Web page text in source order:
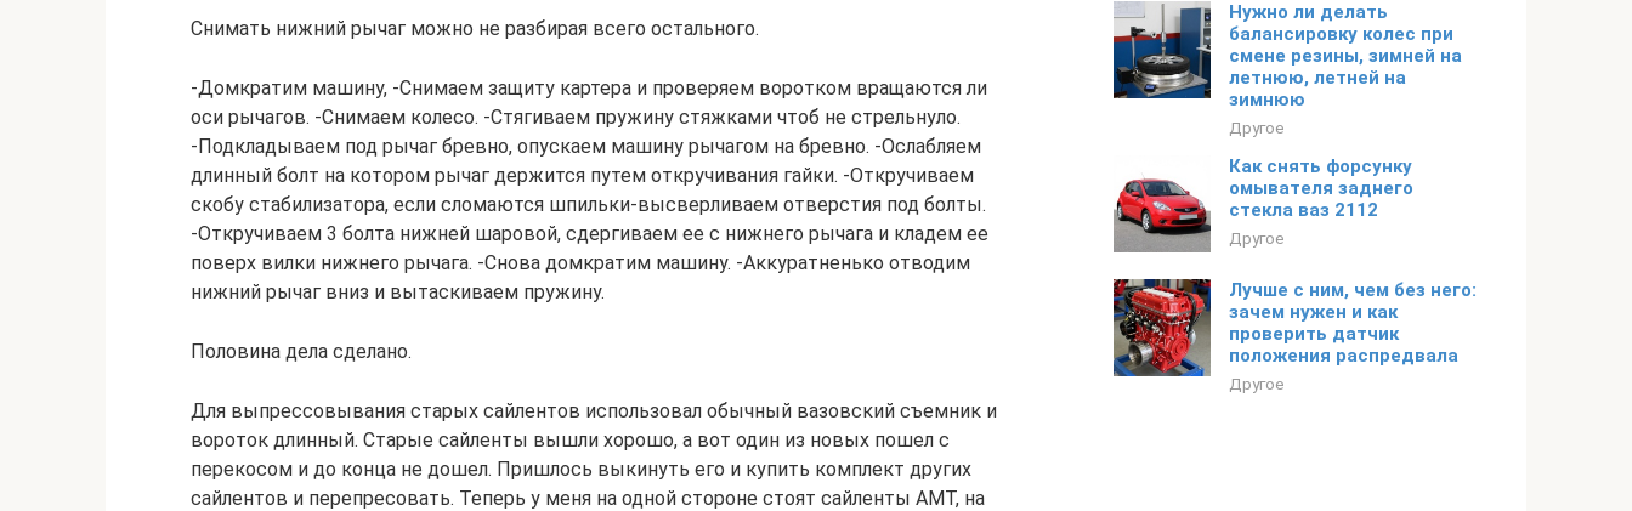
Снимать нижний рычаг можно не разбирая всего остального.
-Домкратим машину, -Снимаем защиту картера и проверяем воротком вращаются ли
оси рычагов. -Снимаем колесо. -Стягиваем пружину стяжками чтоб не стрельнуло.
-Подкладываем под рычаг бревно, опускаем машину рычагом на бревно. -Ослабляем
длинный болт на котором рычаг держится путем откручивания гайки. -Откручиваем
скобу стабилизатора, если сломаются шпильки-высверливаем отверстия под болты.
-Откручиваем 3 болта нижней шаровой, сдергиваем ее с нижнего рычага и кладем ее
поверх вилки нижнего рычага. -Снова домкратим машину. -Аккуратненько отводим
нижний рычаг вниз и вытаскиваем пружину.
Половина дела сделано.
Для выпрессовывания старых сайлентов использовал обычный вазовский съемник и
вороток длинный. Старые сайленты вышли хорошо, а вот один из новых пошел с
перекосом и до конца не дошел. Пришлось выкинуть его и купить комплект других
сайлентов и перепресовать. Теперь у меня на одной стороне стоят сайленты АМТ, на
Нужно ли делать
балансировку колес при
смене резины, зимней на
летнюю, летней на
зимнюю
Другое
Как снять форсунку
омывателя заднего
стекла ваз 2112
Другое
Лучше с ним, чем без него:
зачем нужен и как
проверить датчик
положения распредвала
Другое